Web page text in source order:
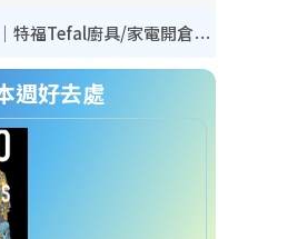
廚具開倉｜特福Tefal廚具/家電開倉低至3折！$220起買平底鍋/炒鑊/湯煲！電飯煲/吸塵機/燙斗$418起
週好去處